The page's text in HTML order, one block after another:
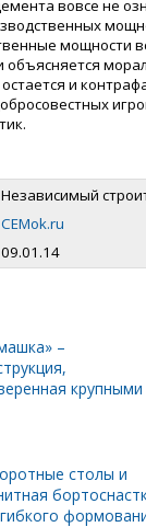
вовсе не
мощности
объясняется
и
Независимый
CEMok.ru
09.01.14
–
крупными
столы и